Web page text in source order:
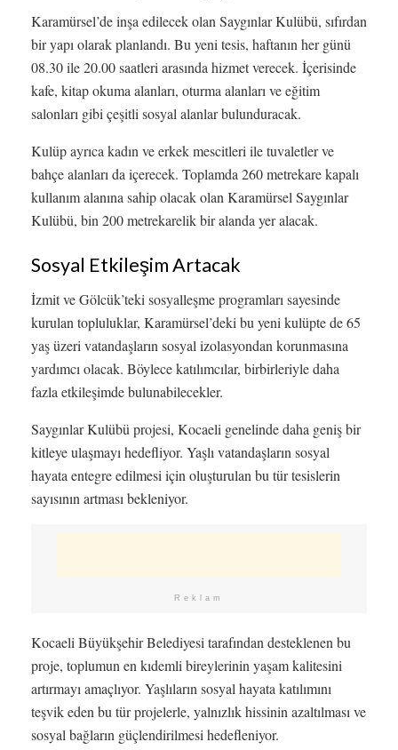
Karamürsel’de inşa edilecek olan Saygınlar Kulübü, sıfırdan
bir yapı olarak planlandı. Bu yeni tesis, haftanın her günü
08.30 ile 20.00 saatleri arasında hizmet verecek. İçerisinde
kafe, kitap okuma alanları, oturma alanları ve eğitim
salonları gibi çeşitli sosyal alanlar bulunduracak.
Kulüp ayrıca kadın ve erkek mescitleri ile tuvaletler ve
bahçe alanları da içerecek. Toplamda 260 metrekare kapalı
kullanım alanına sahip olacak olan Karamürsel Saygınlar
Kulübü, bin 200 metrekarelik bir alanda yer alacak.
Sosyal Etkileşim Artacak
İzmit ve Gölcük’teki sosyalleşme programları sayesinde
kurulan topluluklar, Karamürsel’deki bu yeni kulüpte de 65
yaş üzeri vatandaşların sosyal izolasyondan korunmasına
yardımcı olacak. Böylece katılımcılar, birbirleriyle daha
fazla etkileşimde bulunabilecekler.
Saygınlar Kulübü projesi, Kocaeli genelinde daha geniş bir
kitleye ulaşmayı hedefliyor. Yaşlı vatandaşların sosyal
hayata entegre edilmesi için oluşturulan bu tür tesislerin
sayısının artması bekleniyor.
Reklam
Kocaeli Büyükşehir Belediyesi tarafından desteklenen bu
proje, toplumun en kıdemli bireylerinin yaşam kalitesini
artırmayı amaçlıyor. Yaşlıların sosyal hayata katılımını
teşvik eden bu tür projelerle, yalnızlık hissinin azaltılması ve
sosyal bağların güçlendirilmesi hedefleniyor.